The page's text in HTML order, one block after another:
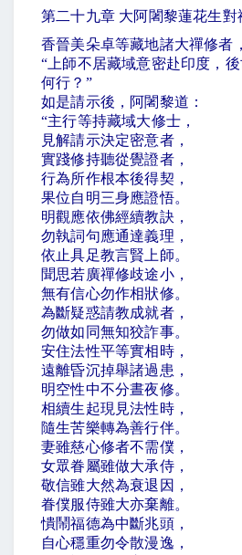
第二十九章 大阿闍黎蓮花生對
香晉美朵卓等藏地諸大禪修者
“ 上師不居藏域意密赴印度，
何行？ ”
如是請示後，阿闍黎道：
“主行等持藏域大修士，
見解請示決定密意者，
實踐修持聽從覺證者，
行為所作根本後得契，
果位自明三身應證悟。
明觀應依佛經續教訣，
勿執詞句應通達義理，
依止具足教言賢上師。
聞思若廣禪修歧途小，
無有信心勿作相狀修。
為斷疑惑請教成就者，
勿做如同無知狡詐事。
安住法性平等實相時，
遠離昏沉掉舉諸過患，
明空性中不分晝夜修。
相續生起現見法性時，
隨生苦樂轉為善行伴。
妻雖慈心修者不需僕，
女眾眷屬雖做大承侍，
敬信雖大然為衰退因，
眷僕服侍雖大亦棄離。
憒鬧福德為中斷兆頭，
自心穩重勿令散漫逸，